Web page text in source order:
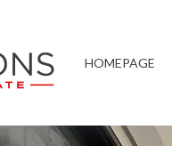
HOMEPAGE